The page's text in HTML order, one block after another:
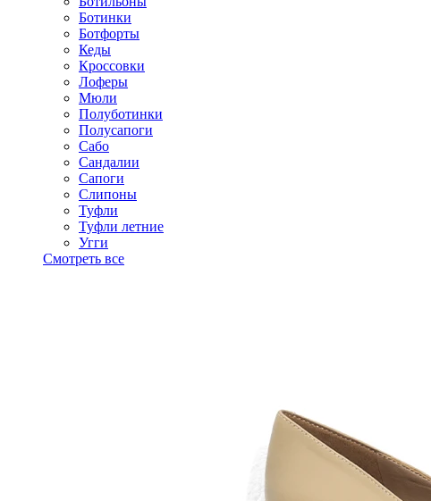
Ботинки
Ботфорты
Кеды
Кроссовки
Лоферы
Мюли
Полуботинки
Полусапоги
Сабо
Сандалии
Сапоги
Слипоны
Туфли
Туфли летние
Угги
Смотреть все